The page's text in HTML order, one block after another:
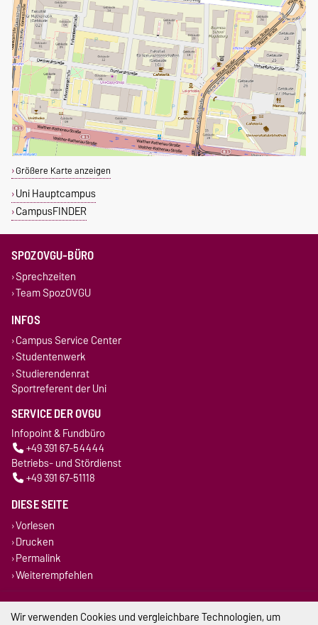
Größere Karte anzeigen
Uni Hauptcampus
CampusFINDER
SPOZOVGU-BÜRO
Sprechzeiten
Team SpozOVGU
INFOS
Campus Service Center
Studentenwerk
Studierendenrat
Sportreferent der Uni
SERVICE DER OVGU
Infopoint & Fundbüro
+49 391 67-54444
Betriebs- und Stördienst
+49 391 67-51118
DIESE SEITE
Vorlesen
Drucken
Permalink
Weiterempfehlen
Impressum
Wir verwenden Cookies und vergleichbare Technologien, um